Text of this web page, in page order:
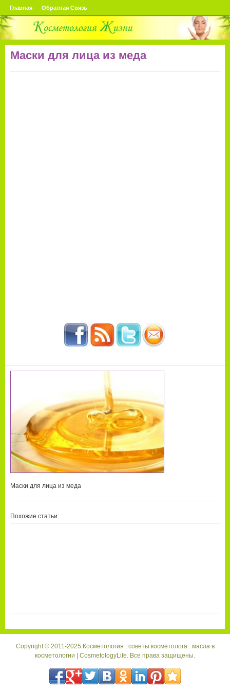
Главная Обратная Связь
Маски для лица из меда
Маски для лица из меда
Похожие статьи:
Copyright © 2011-2025 Косметология : советы косметолога : масла в
косметологии | CosmetologyLife. Все права защищены.